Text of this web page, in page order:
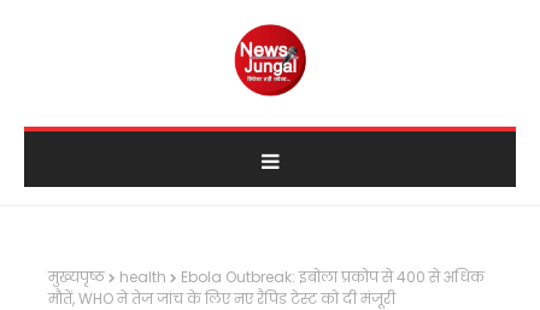
मुख्यपृष्ठ health
Ebola Outbreak: इबोला प्रकोप से 400 से अधिक
मौतें, WHO ने तेज जांच के लिए नए रैपिड टेस्ट को दी मंजूरी